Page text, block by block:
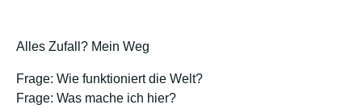
Alles Zufall? Mein Weg
Frage: Wie funktioniert die Welt?
Frage: Was mache ich hier?